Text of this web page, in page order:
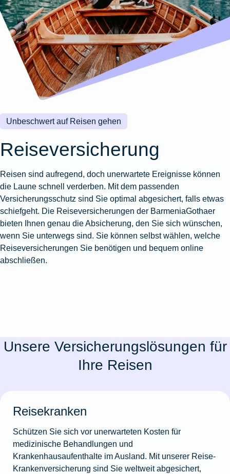
Wohnungsschutzbrief
Zur
Produktübersicht
Gewässerschadenhaftpflicht
Zur
Produktübersicht
Zur
Produktübersicht
Reisehaftpflichtversicherung
Reiserücktrittsversicherung
Zur
Produktübersicht
Zur
Produktübersicht
Zur
Produktübersicht
Zur
Produktübersicht
Montageversicherung
Zur
Produktübersicht
Gruppenunfall für
Betriebe
Gruppenunfall für
Vereine
Produktübersicht
Kunstversicherung
Ausstellungsversicherung
Valorenversicherung
Oldtimersammlungsversicherung
Zur
Unbeschwert auf Reisen gehen
Reiseversicherung
Reisen sind aufregend, doch unerwartete Ereignisse können
die Laune schnell verderben. Mit dem passenden
Versicherungsschutz sind Sie optimal abgesichert, falls etwas
schiefgeht. Die Reiseversicherungen der BarmeniaGothaer
bieten Ihnen genau die Absicherung, den Sie sich wünschen,
wenn Sie unterwegs sind. Sie können selbst wählen, welche
Reiseversicherungen Sie benötigen und bequem online
abschließen.
Unsere Versicherungslösungen für
Ihre Reisen
Reisekranken
Schützen Sie sich vor unerwarteten Kosten für
medizinische Behandlungen und
Krankenhausaufenthalte im Ausland. Mit unserer Reise-
Krankenversicherung sind Sie weltweit abgesichert,